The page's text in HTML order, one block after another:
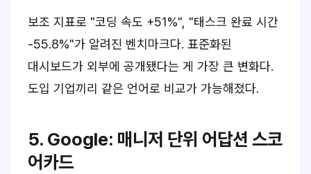
보조 지표로 "코딩 속도 +51%", "태스크 완료 시간
-55.8%"가 알려진 벤치마크다. 표준화된
대시보드가 외부에 공개됐다는 게 가장 큰 변화다.
도입 기업끼리 같은 언어로 비교가 가능해졌다.
5. Google: 매니저 단위 어답션 스코
어카드